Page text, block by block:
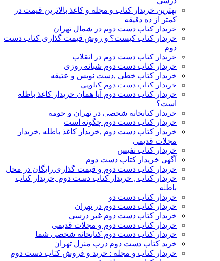
بهترین خریدار کتاب و مجله و کاغذ بالاترین قیمت در
کمتر از ده دقیقه
خریدار کتاب دست دوم در شمال تهران
خریدار کتاب کیست؟ و روش قیمت گذاری کتاب دست
دوم
خریدار کتاب دست دوم در انقلاب
خریدار کتاب دست دوم شبانه روزی
خریدار کتاب خطی ,دست نویس و عتیقه
خریدار کتاب دست دوم کیلویی
خریدار کتاب دست دوم آیا همان خریدار کاغذ باطله
است؟
خریدار کتابخانه شخصی در تهران و حومه
خریدار کتاب دست دوم چگونه است
خریدار کتاب دست دوم ,خریدار کاغذ باطله ,خریدار
مجلات قدیمی
خریدار کتاب نفیس
آگهی خریدار کتاب دست دوم
خریدار کتاب دست دوم و قیمت گذاری رایگان در محل
خریدار کتاب , خریدار کتاب دست دوم ,خریدار کتاب
باطله
خریدار کتاب دست دو
خریدار کتاب دست دوم در تهران
خریدار کتاب دست دوم غیر درسی
خریدار کتاب دست دوم و مجلات قدیمی
خریدار کتاب دست دوم کتابخانه شخصی شما
خرید کتاب دست دوم درب منزل تهران
خریدار کتاب و مجله : خرید و فروش کتاب دست دوم